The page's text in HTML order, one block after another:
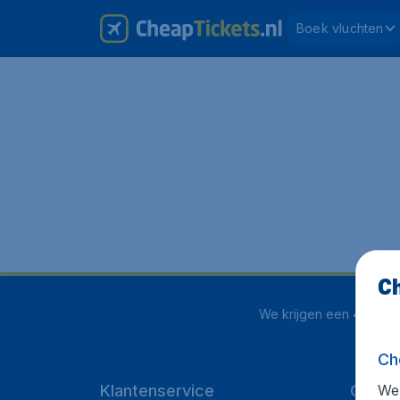
Boek vluchten
We krijgen een 4 uit 5
Klantenservice